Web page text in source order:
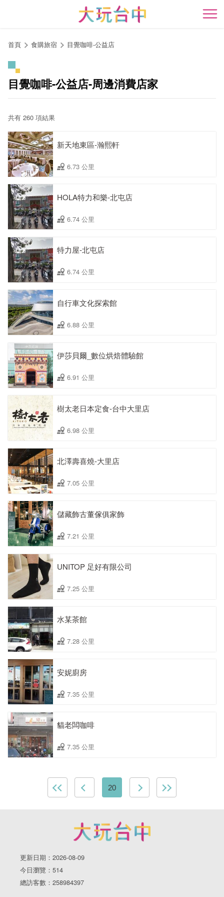
開
首頁 食購旅宿 目覺咖啡-公益店
目覺咖啡-公益店-周邊消費店家
共有 260 項結果
新天地東區-瀚熙軒
6.73 公里
HOLA特力和樂-北屯店
6.74 公里
特力屋-北屯店
6.74 公里
自行車文化探索館
6.88 公里
伊莎貝爾_數位烘焙體驗館
6.91 公里
樹太老日本定食-台中大里店
6.98 公里
北澤壽喜燒-大里店
7.05 公里
儲藏飾古董傢俱家飾
7.21 公里
UNITOP 足好有限公司
7.25 公里
水某茶館
7.28 公里
安妮廚房
7.35 公里
貓老闆咖啡
7.35 公里
20
更新日期：2026-08-09
今日瀏覽：514
總訪客數：258984397